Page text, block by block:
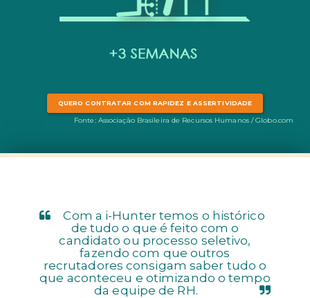
QUERO CONTRATAR COM RAPIDEZ E ASSERTIVIDADE
Fonte: Associação Brasileira de Recursos Humanos / Globo.com
Com a i-Hunter temos o histórico
de tudo o que é feito com o
candidato ou processo seletivo,
fazendo com que outros
recrutadores consigam saber tudo o
que aconteceu e otimizando o tempo
da equipe de RH.